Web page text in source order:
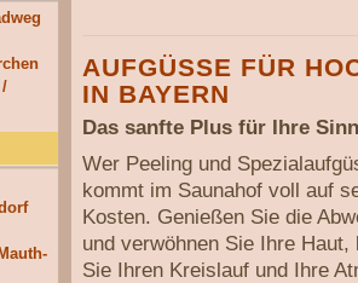
/
AUFGÜSSE FÜR
IN BAYERN
Das sanfte Plus für Ihre
Wer Peeling und
kommt im Saunahof voll auf
Kosten. Genießen Sie die
und verwöhnen Sie Ihre Haut,
Sie Ihren Kreislauf und Ihre